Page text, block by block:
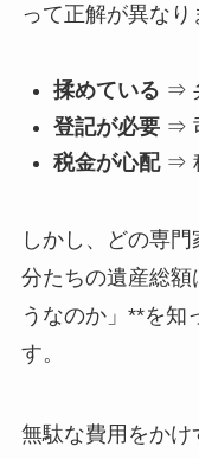
って正解が異なり
揉めている ⇒
登記が必要⇒
税金が心配⇒
しかし、どの専
分たちの遺産総
うなのか」**を知
す。
無駄な費用をかけ